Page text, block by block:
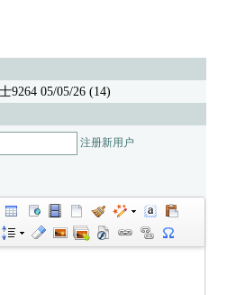
05/05/26 (14)
注册新用户